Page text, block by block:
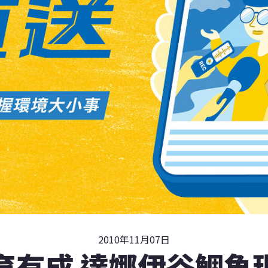
2010年11月07日